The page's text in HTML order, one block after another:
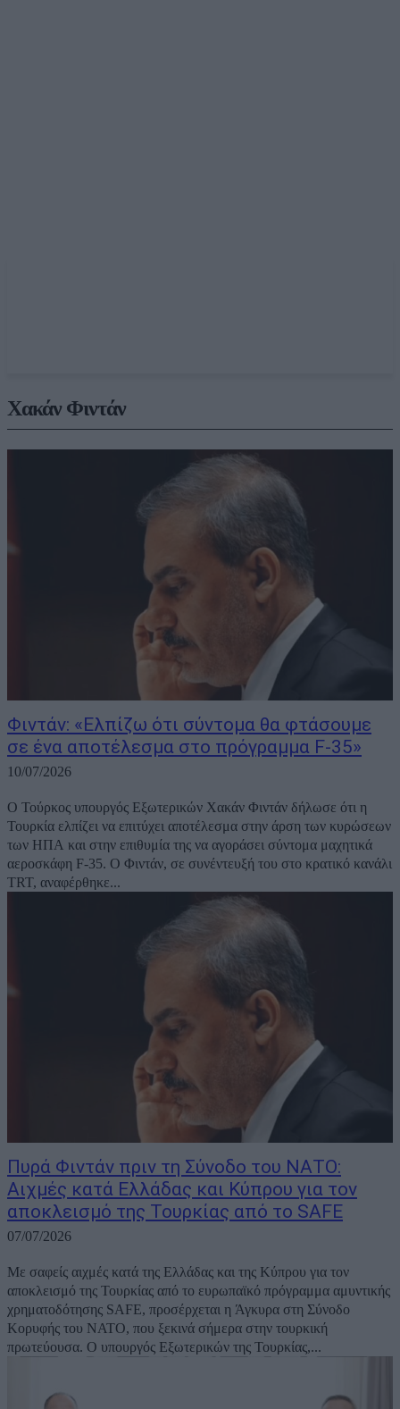
Χακάν Φιντάν
Φιντάν: «Ελπίζω ότι σύντομα θα φτάσουμε
σε ένα αποτέλεσμα στο πρόγραμμα F-35»
10/07/2026
Ο Τούρκος υπουργός Εξωτερικών Χακάν Φιντάν δήλωσε ότι η
Τουρκία ελπίζει να επιτύχει αποτέλεσμα στην άρση των κυρώσεων
των ΗΠΑ και στην επιθυμία της να αγοράσει σύντομα μαχητικά
αεροσκάφη F-35. Ο Φιντάν, σε συνέντευξή του στο κρατικό κανάλι
TRT, αναφέρθηκε...
Πυρά Φιντάν πριν τη Σύνοδο του ΝΑΤΟ:
Αιχμές κατά Ελλάδας και Κύπρου για τον
αποκλεισμό της Τουρκίας από το SAFE
07/07/2026
Με σαφείς αιχμές κατά της Ελλάδας και της Κύπρου για τον
αποκλεισμό της Τουρκίας από το ευρωπαϊκό πρόγραμμα αμυντικής
χρηματοδότησης SAFE, προσέρχεται η Άγκυρα στη Σύνοδο
Κορυφής του ΝΑΤΟ, που ξεκινά σήμερα στην τουρκική
πρωτεύουσα. Ο υπουργός Εξωτερικών της Τουρκίας,...